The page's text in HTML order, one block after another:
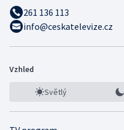
261 136 113
info@ceskatelevize.cz
Vzhled
Světlý